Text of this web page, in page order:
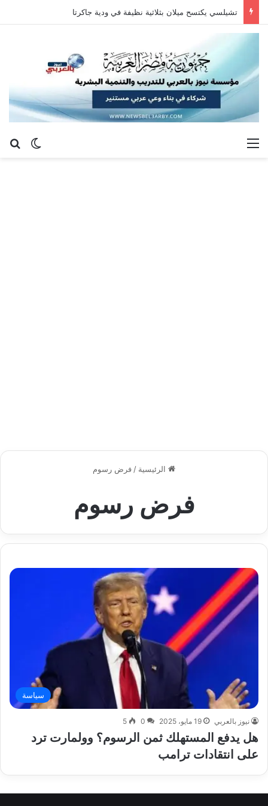
تشيلسي يكتسح ميلان بثلاثية نظيفة في ودية جاكرتا
الوضع القائمة
الرئيسية /فرض رسوم
فرض رسوم
سياسة
نيوز بالعربي 19 مايو، 2025 0
5
هل يدفع المستهلك ثمن الرسوم؟ وولمارت ترد
على انتقادات ترامب